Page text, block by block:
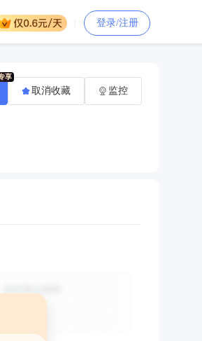
登录/注册
取消收藏 监控